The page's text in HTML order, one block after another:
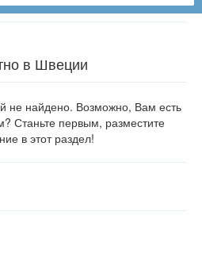
в Швеции
не найдено. Возможно, Вам есть
Станьте первым, разместите
в этот раздел!